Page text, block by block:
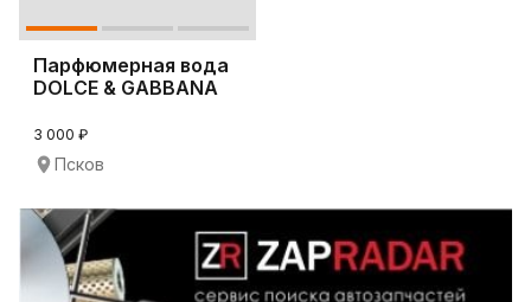
Парфюмерная вода
DOLCE & GABBANA
3 000 ₽
Псков